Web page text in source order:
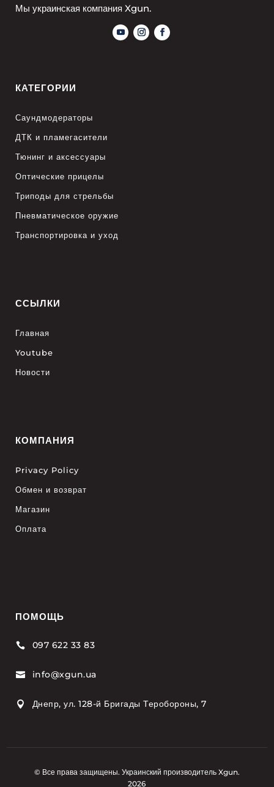
Мы украинская компания Xgun.
КАТЕГОРИИ
Саундмодераторы
ДТК и пламегасители
Тюнинг и аксессуары
Оптические прицелы
Триподы для стрельбы
Пневматическое оружие
Транспортировка и уход
ССЫЛКИ
Главная
Youtube
Новости
КОМПАНИЯ
Privacy Policy
Обмен и возврат
Магазин
Оплата
ПОМОЩЬ
 097 622 33 83
 info@xgun.ua
 Днепр, ул. 128-й Бригады Теробороны, 7
© Все права защищены. Украинский производитель Xgun.
2026